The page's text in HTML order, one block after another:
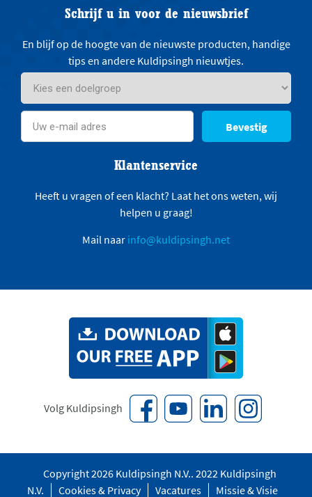
Schrijf u in voor de nieuwsbrief
En blijf op de hoogte van de nieuwste producten, handige
tips en andere Kuldipsingh nieuwtjes.
Bevestig
Klantenservice
Heeft u vragen of een klacht? Laat het ons weten, wij
helpen u graag!
Mail naar info@kuldipsingh.net
Volg Kuldipsingh
Copyright 2026 Kuldipsingh N.V.. 2022 Kuldipsingh
N.V.
Cookies & Privacy Vacatures Missie & Visie